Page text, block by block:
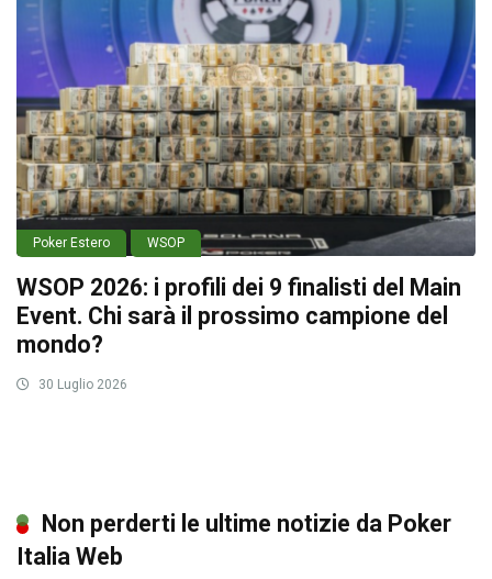
Poker Estero WSOP
WSOP 2026: i profili dei 9 finalisti del Main
Event. Chi sarà il prossimo campione del
mondo?
30 Luglio 2026
Non perderti le ultime notizie da Poker
Italia Web